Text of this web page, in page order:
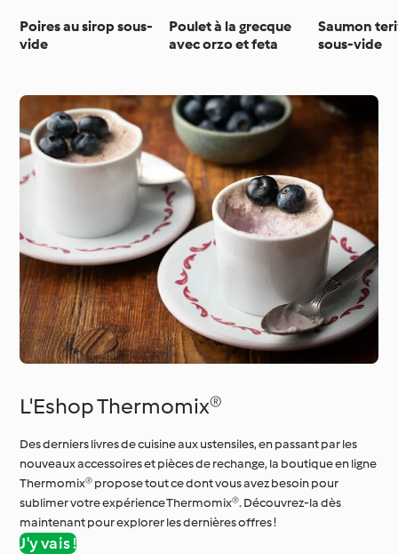
Poires au sirop sous-
vide
Poulet à la grecque
avec orzo et feta
Saumon
sous-vide
L'Eshop Thermomix®
Des derniers livres de cuisine aux ustensiles, en passant par les
nouveaux accessoires et pièces de rechange, la boutique en ligne
Thermomix® propose tout ce dont vous avez besoin pour
sublimer votre expérience Thermomix®. Découvrez-la dès
maintenant pour explorer les dernières offres !
J'y vais !